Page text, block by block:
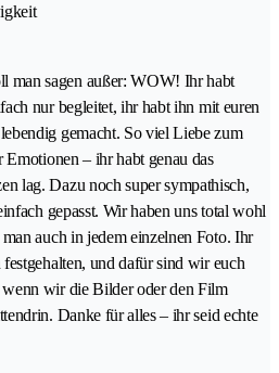
man sagen außer: WOW! Ihr habt
nur begleitet, ihr habt ihn mit euren
gemacht. So viel Liebe zum
– ihr habt genau das
lag. Dazu noch super sympathisch,
gepasst. Wir haben uns total wohl
auch in jedem einzelnen Foto. Ihr
und dafür sind wir euch
wir die Bilder oder den Film
Danke für alles – ihr seid echte